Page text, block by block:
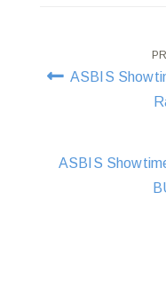
Post
ASBIS
ASBIS